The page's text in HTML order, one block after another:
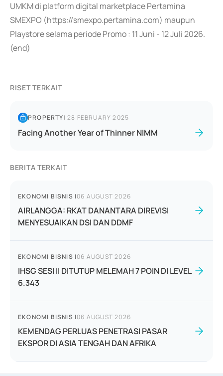
UMKM di platform digital marketplace Pertamina
SMEXPO (https://smexpo.pertamina.com) maupun
Playstore selama periode Promo : 11 Juni - 12 Juli 2026.
(end)
RISET TERKAIT
PROPERTY|28 FEBRUARY 2025
Facing Another Year of Thinner NIMM
BERITA TERKAIT
EKONOMI BISNIS |06 AUGUST 2026
AIRLANGGA: RKAT DANANTARA DIREVISI
MENYESUAIKAN DSI DAN DDMF
EKONOMI BISNIS |06 AUGUST 2026
IHSG SESI II DITUTUP MELEMAH 7 POIN DI LEVEL
6.343
EKONOMI BISNIS |06 AUGUST 2026
KEMENDAG PERLUAS PENETRASI PASAR
EKSPOR DI ASIA TENGAH DAN AFRIKA